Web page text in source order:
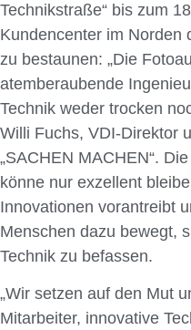
Technikstraße“ bis zum
Kundencenter im Norden
zu bestaunen: „Die
atemberaubende
Technik weder trocken
Willi Fuchs, VDI-Direktor
„SACHEN MACHEN“.
könne nur exzellent
Innovationen vorantreibt
Menschen dazu bewegt,
Technik zu befassen.
„Wir setzen auf den Mut
Mitarbeiter, innovative